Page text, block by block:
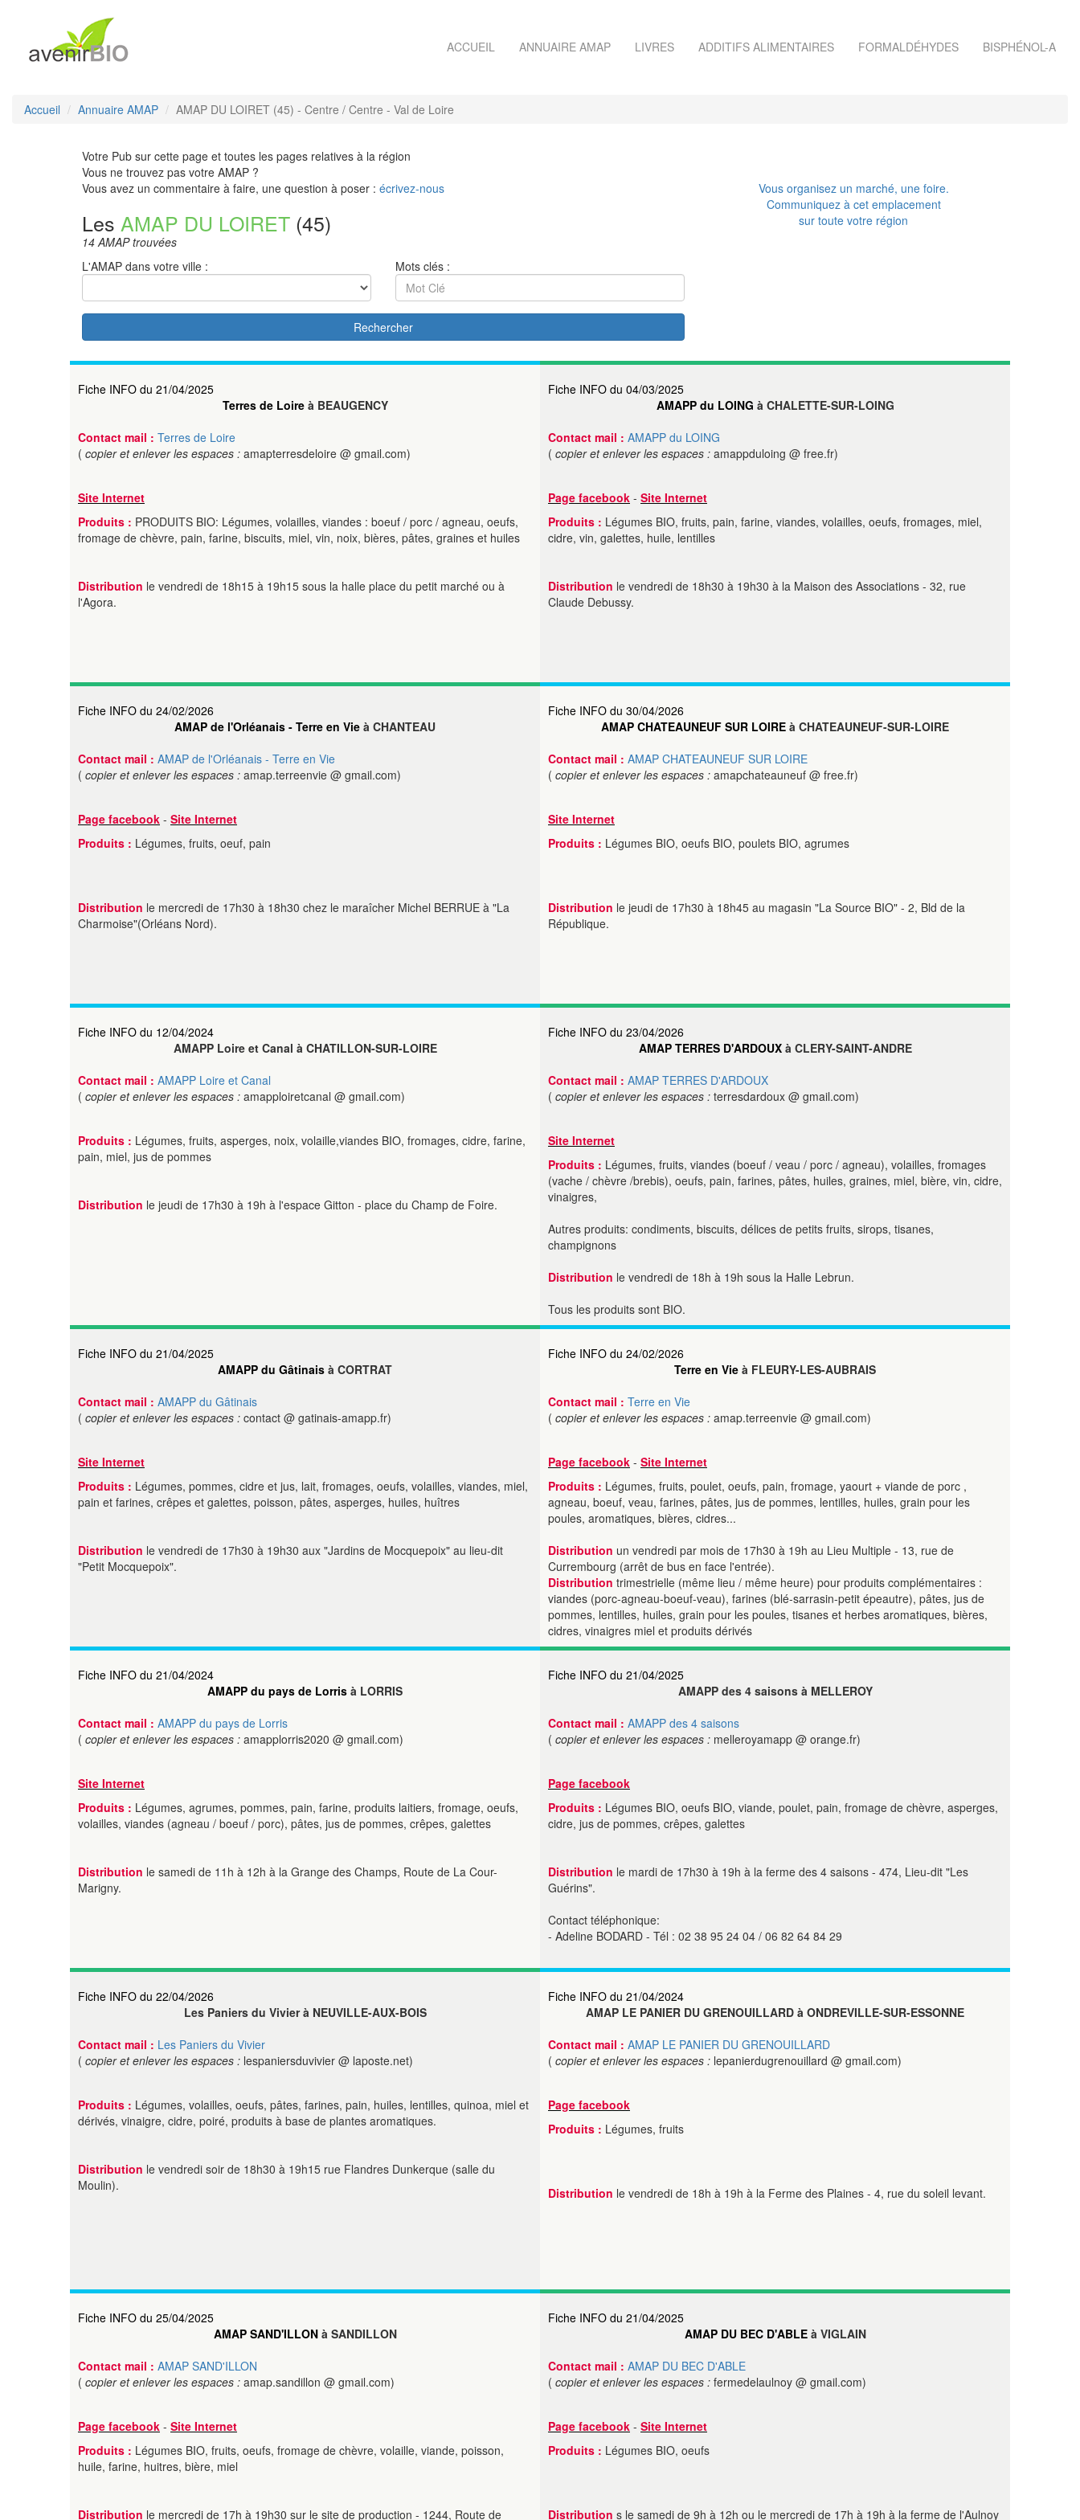
ACCUEIL ANNUAIRE AMAP LIVRES ADDITIFS ALIMENTAIRES FORMALDÉHYDES BISPHÉNOL-A
Accueil Annuaire AMAP AMAP DU LOIRET (45) - Centre / Centre - Val de Loire
Votre Pub sur cette page et toutes les pages relatives à la région
Vous ne trouvez pas votre AMAP ?
Vous avez un commentaire à faire, une question à poser : écrivez-nous
Les AMAP DU LOIRET (45)
14 AMAP trouvées
L'AMAP dans votre ville :
Mots clés :
Rechercher
Vous organisez un marché, une foire.
Communiquez à cet emplacement
sur toute votre région
Fiche INFO du 21/04/2025
Terres de Loireà BEAUGENCY
Contact mail : Terres de Loire
( copier et enlever les espaces : amapterresdeloire @ gmail.com)
Site Internet
Produits : PRODUITS BIO: Légumes, volailles, viandes : boeuf / porc / agneau, oeufs,
fromage de chèvre, pain, farine, biscuits, miel, vin, noix, bières, pâtes, graines et huiles
Distribution le vendredi de 18h15 à 19h15 sous la halle place du petit marché ou à
l'Agora.
Fiche INFO du 04/03/2025
AMAPP du LOING à CHALETTE-SUR-LOING
Contact mail : AMAPP du LOING
( copier et enlever les espaces : amappduloing @ free.fr)
Page facebook - Site Internet
Produits : Légumes BIO, fruits, pain, farine, viandes, volailles, oeufs, fromages, miel,
cidre, vin, galettes, huile, lentilles
Distribution le vendredi de 18h30 à 19h30 à la Maison des Associations - 32, rue
Claude Debussy.
Fiche INFO du 24/02/2026
AMAP de l'Orléanais - Terre en Vie à CHANTEAU
Contact mail : AMAP de l'Orléanais - Terre en Vie
( copier et enlever les espaces : amap.terreenvie @ gmail.com)
Page facebook - Site Internet
Produits : Légumes, fruits, oeuf, pain
Distribution le mercredi de 17h30 à 18h30 chez le maraîcher Michel BERRUE à "La
Charmoise"(Orléans Nord).
Fiche INFO du 30/04/2026
AMAP CHATEAUNEUF SUR LOIRE à CHATEAUNEUF-SUR-LOIRE
Contact mail : AMAP CHATEAUNEUF SUR LOIRE
( copier et enlever les espaces : amapchateauneuf @ free.fr)
Site Internet
Produits : Légumes BIO, oeufs BIO, poulets BIO, agrumes
Distribution le jeudi de 17h30 à 18h45 au magasin "La Source BIO" - 2, Bld de la
République.
Fiche INFO du 12/04/2024
AMAPP Loire et Canal à CHATILLON-SUR-LOIRE
Contact mail : AMAPP Loire et Canal
( copier et enlever les espaces : amapploiretcanal @ gmail.com)
Produits : Légumes, fruits, asperges, noix, volaille,viandes BIO, fromages, cidre, farine,
pain, miel, jus de pommes
Distribution le jeudi de 17h30 à 19h à l'espace Gitton - place du Champ de Foire.
Fiche INFO du 23/04/2026
AMAP TERRES D'ARDOUXà CLERY-SAINT-ANDRE
Contact mail : AMAP TERRES D'ARDOUX
( copier et enlever les espaces : terresdardoux @ gmail.com)
Site Internet
Produits : Légumes, fruits, viandes (boeuf / veau / porc / agneau), volailles, fromages
(vache / chèvre /brebis), oeufs, pain, farines, pâtes, huiles, graines, miel, bière, vin, cidre,
vinaigres,
Autres produits: condiments, biscuits, délices de petits fruits, sirops, tisanes,
champignons
Distribution le vendredi de 18h à 19h sous la Halle Lebrun.
Tous les produits sont BIO.
Fiche INFO du 21/04/2025
AMAPP du Gâtinais à CORTRAT
Contact mail : AMAPP du Gâtinais
( copier et enlever les espaces : contact @ gatinais-amapp.fr)
Site Internet
Produits : Légumes, pommes, cidre et jus, lait, fromages, oeufs, volailles, viandes, miel,
pain et farines, crêpes et galettes, poisson, pâtes, asperges, huiles, huîtres
Distribution le vendredi de 17h30 à 19h30 aux "Jardins de Mocquepoix" au lieu-dit
"Petit Mocquepoix".
Fiche INFO du 24/02/2026
Terre en Vie à FLEURY-LES-AUBRAIS
Contact mail : Terre en Vie
( copier et enlever les espaces : amap.terreenvie @ gmail.com)
Page facebook - Site Internet
Produits : Légumes, fruits, poulet, oeufs, pain, fromage, yaourt + viande de porc ,
agneau, boeuf, veau, farines, pâtes, jus de pommes, lentilles, huiles, grain pour les
poules, aromatiques, bières, cidres...
Distribution un vendredi par mois de 17h30 à 19h au Lieu Multiple - 13, rue de
Currembourg (arrêt de bus en face l'entrée).
Distribution trimestrielle (même lieu / même heure) pour produits complémentaires :
viandes (porc-agneau-boeuf-veau), farines (blé-sarrasin-petit épeautre), pâtes, jus de
pommes, lentilles, huiles, grain pour les poules, tisanes et herbes aromatiques, bières,
cidres, vinaigres miel et produits dérivés
Fiche INFO du 21/04/2024
AMAPP du pays de Lorris à LORRIS
Contact mail : AMAPP du pays de Lorris
( copier et enlever les espaces : amapplorris2020 @ gmail.com)
Site Internet
Produits : Légumes, agrumes, pommes, pain, farine, produits laitiers, fromage, oeufs,
volailles, viandes (agneau / boeuf / porc), pâtes, jus de pommes, crêpes, galettes
Distribution le samedi de 11h à 12h à la Grange des Champs, Route de La Cour-
Marigny.
Fiche INFO du 21/04/2025
AMAPP des 4 saisons à MELLEROY
Contact mail : AMAPP des 4 saisons
( copier et enlever les espaces : melleroyamapp @ orange.fr)
Page facebook
Produits : Légumes BIO, oeufs BIO, viande, poulet, pain, fromage de chèvre, asperges,
cidre, jus de pommes, crêpes, galettes
Distribution le mardi de 17h30 à 19h à la ferme des 4 saisons - 474, Lieu-dit "Les
Guérins".
Contact téléphonique:
- Adeline BODARD - Tél : 02 38 95 24 04 / 06 82 64 84 29
Fiche INFO du 22/04/2026
Les Paniers du Vivier à NEUVILLE-AUX-BOIS
Contact mail : Les Paniers du Vivier
( copier et enlever les espaces : lespaniersduvivier @ laposte.net)
Produits : Légumes, volailles, oeufs, pâtes, farines, pain, huiles, lentilles, quinoa, miel et
dérivés, vinaigre, cidre, poiré, produits à base de plantes aromatiques.
Distribution le vendredi soir de 18h30 à 19h15 rue Flandres Dunkerque (salle du
Moulin).
Fiche INFO du 21/04/2024
AMAP LE PANIER DU GRENOUILLARD à ONDREVILLE-SUR-ESSONNE
Contact mail : AMAP LE PANIER DU GRENOUILLARD
( copier et enlever les espaces : lepanierdugrenouillard @ gmail.com)
Page facebook
Produits : Légumes, fruits
Distribution le vendredi de 18h à 19h à la Ferme des Plaines - 4, rue du soleil levant.
Fiche INFO du 25/04/2025
AMAP SAND'ILLONà SANDILLON
Contact mail : AMAP SAND'ILLON
( copier et enlever les espaces : amap.sandillon @ gmail.com)
Page facebook - Site Internet
Produits : Légumes BIO, fruits, oeufs, fromage de chèvre, volaille, viande, poisson,
huile, farine, huitres, bière, miel
Distribution le mercredi de 17h à 19h30 sur le site de production - 1244, Route de
Fiche INFO du 21/04/2025
AMAP DU BEC D'ABLEà VIGLAIN
Contact mail : AMAP DU BEC D'ABLE
( copier et enlever les espaces : fermedelaulnoy @ gmail.com)
Page facebook - Site Internet
Produits : Légumes BIO, oeufs
Distribution s le samedi de 9h à 12h ou le mercredi de 17h à 19h à la ferme de l'Aulnoy